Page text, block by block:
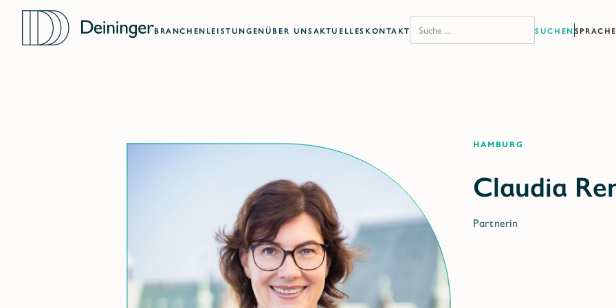
BRANCHENLEISTUNGENÜBER UNSAKTUELLES KONTAKT
Hamburg
Partnerin